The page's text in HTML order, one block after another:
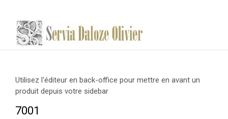
Utilisez l'éditeur en back-office pour mettre en avant un
produit depuis votre sidebar
7001